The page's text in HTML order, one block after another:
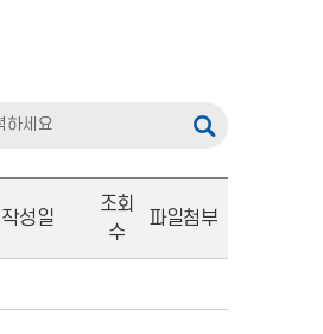
작성일
조회
수
파일첨부